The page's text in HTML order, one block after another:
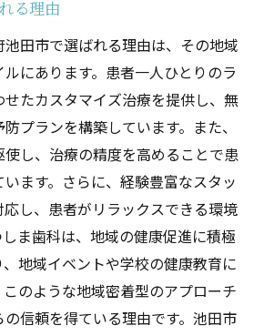
る理由
田市で選ばれる理由は、その地域
にあります。患者一人ひとりのラ
たカスタマイズ治療を提供し、無
プランを構築しています。また、
し、治療の精度を高めることで患
ます。さらに、経験豊富なスタッ
し、患者がリラックスできる環境
ま歯科は、地域の健康促進に積極
地域イベントや学校の健康教育に
のような地域密着型のアプローチ
信頼を得ている理由です。池田市